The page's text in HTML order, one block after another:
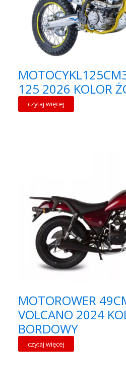
125 2026 KOLOR
czytaj więcej
MOTOROWER
VOLCANO 2024
BORDOWY
czytaj więcej